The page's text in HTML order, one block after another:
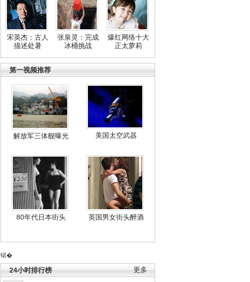
宋英杰：古人
描述处暑
张泉灵：完成
冰桶挑战
爆红网络十大
正太萝莉
第一视频推荐
解放军三体舰曝光 美国太空武器
80年代日本街头 英国男女街头醉酒
锘�
更多
24小时排行榜